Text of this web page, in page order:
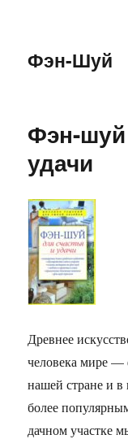
Фэн-Шуй
Фэн-шуй
удачи
Древнее
человека мире
нашей стране и в
более
дачном участке